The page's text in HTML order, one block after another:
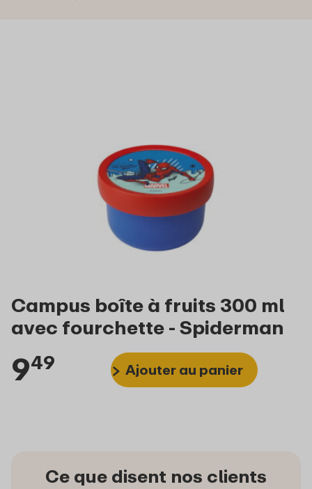
Campus boîte à fruits 300 ml
avec fourchette - Spiderman
949 Ajouter au panier
Ce que disent nos clients